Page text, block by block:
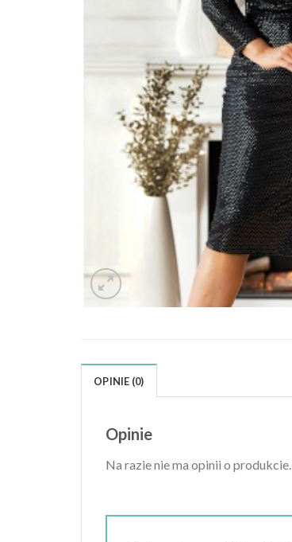
OPINIE (0)
Opinie
Na razie nie ma opinii o produkcie.